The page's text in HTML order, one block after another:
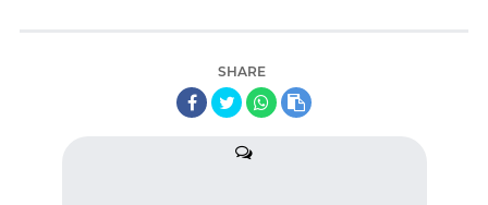
SHARE